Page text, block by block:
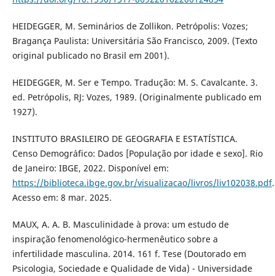
HEIDEGGER, M. Seminários de Zollikon. Petrópolis: Vozes;
Bragança Paulista: Universitária São Francisco, 2009. (Texto
original publicado no Brasil em 2001).
HEIDEGGER, M. Ser e Tempo. Tradução: M. S. Cavalcante. 3.
ed. Petrópolis, RJ: Vozes, 1989. (Originalmente publicado em
1927).
INSTITUTO BRASILEIRO DE GEOGRAFIA E ESTATÍSTICA.
Censo Demográfico: Dados [População por idade e sexo]. Rio
de Janeiro: IBGE, 2022. Disponível em:
https://biblioteca.ibge.gov.br/visualizacao/livros/liv102038.pdf.
Acesso em: 8 mar. 2025.
MAUX, A. A. B. Masculinidade à prova: um estudo de
inspiração fenomenológico-hermenêutico sobre a
infertilidade masculina. 2014. 161 f. Tese (Doutorado em
Psicologia, Sociedade e Qualidade de Vida) - Universidade